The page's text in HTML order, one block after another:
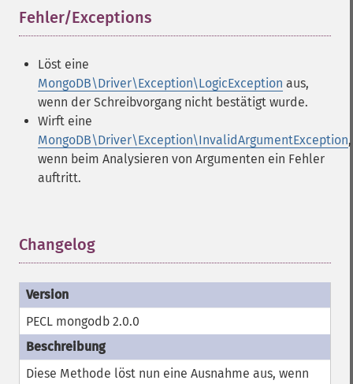
Fehler/Exceptions
Löst eine
MongoDB\Driver\Exception\LogicException aus,
wenn der Schreibvorgang nicht bestätigt wurde.
Wirft eine
MongoDB\Driver\Exception\InvalidArgumentException,
wenn beim Analysieren von Argumenten ein Fehler
auftritt.
Changelog
PECL mongodb 2.0.0
Diese Methode löst nun eine Ausnahme aus, wenn